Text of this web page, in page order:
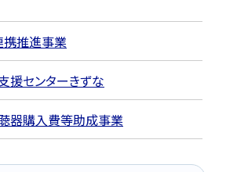
携推進事業
援センターきずな
器購入費等助成事業